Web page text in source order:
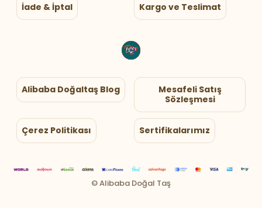
İade & İptal Kargo ve Teslimat
Alibaba Doğaltaş Blog
Mesafeli Satış
Sözleşmesi
Çerez Politikası Sertifikalarımız